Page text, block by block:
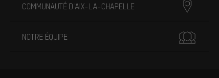
COMMUNAUTÉ D'AIX-LA-CHAPELLE
NOTRE ÉQUIPE